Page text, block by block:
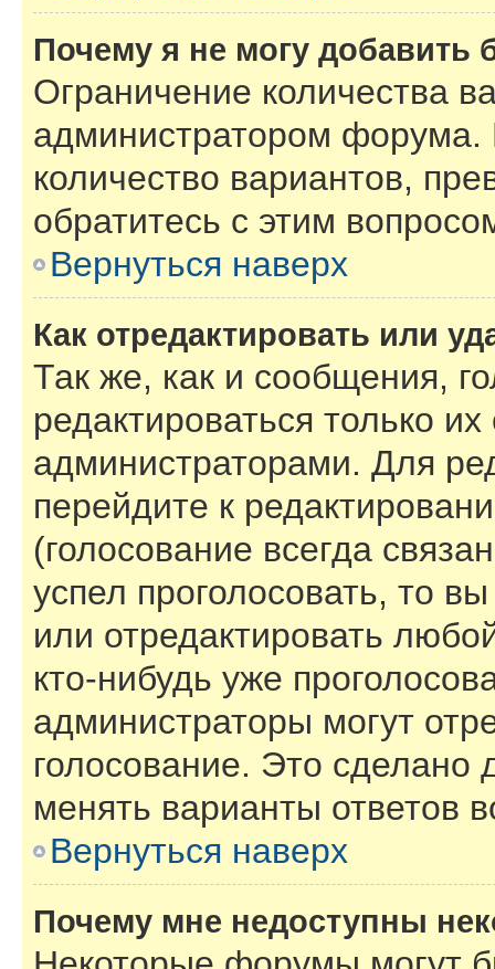
Почему я не могу добавить
Ограничение количества
администратором
количество вариантов,
обратитесь с этим
Вернуться наверх
Как отредактировать или
Так же, как и сообщения,
редактироваться только
администраторами. Для
перейдите к
(голосование всегда
успел проголосовать, то
или отредактировать
кто-нибудь уже
администраторы могут
голосование. Это сделано
менять варианты ответов
Вернуться наверх
Почему мне недоступны